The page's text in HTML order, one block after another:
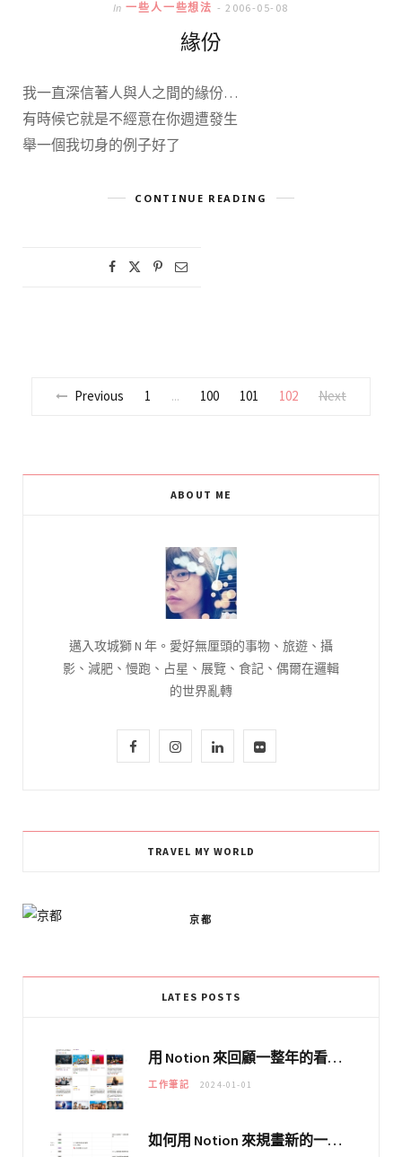
In 一些人一些想法 2006-05-08
緣份
我一直深信著人與人之間的緣份…
有時候它就是不經意在你週遭發生
舉一個我切身的例子好了
CONTINUE READING
Previous 1 ... 100 101 102 Next
ABOUT ME
邁入攻城獅 N 年。愛好無厘頭的事物、旅遊、攝
影、減肥、慢跑、占星、展覽、食記、偶爾在邏輯
的世界亂轉
k
I
t
a
L
k
n
F
TRAVEL MY WORLD
京都
LATES POSTS
用 Notion 來回顧一整年的看劇活動
工作筆記 2024-01-01
如何用 Notion 來規畫新的一年，即將到來的大日子